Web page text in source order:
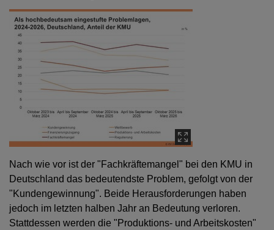
Nach wie vor ist der "Fachkräftemangel" bei den KMU in
Deutschland das bedeutendste Problem, gefolgt von der
"Kundengewinnung". Beide Herausforderungen haben
jedoch im letzten halben Jahr an Bedeutung verloren.
Stattdessen werden die "Produktions- und Arbeitskosten"